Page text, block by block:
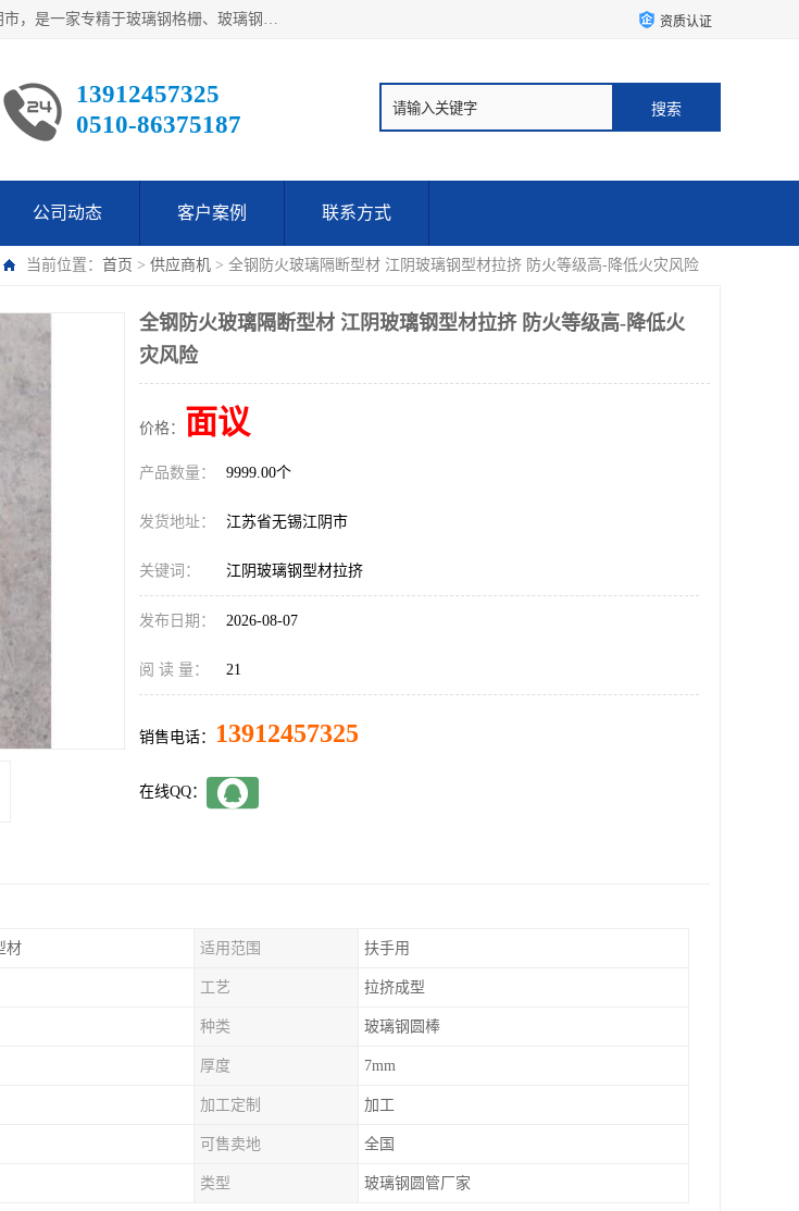
江阴市翔鼎复合材料有限公司,位于美丽富饶的中国经济百强县第一县级市的-江苏省江阴市，是一家专精于玻璃钢格栅、玻璃钢新材料,镀锌钢格板，机械设备生产制造及研发的科技型企业；公司产品已销往了世界多个国家和地区，公司人决心加倍努力愿与广大社会同仁精诚合作共创辉煌！ 资质认证
13912457325
0510-86375187
公司动态 客户案例 联系方式
当前位置： 首页 > 供应商机 > 全钢防火玻璃隔断型材 江阴玻璃钢型材拉挤 防火等级高-降低火灾风险
全钢防火玻璃隔断型材 江阴玻璃钢型材拉挤 防火等级高-降低火
灾风险
价格： 面议
产品数量： 9999.00个
发货地址： 江苏省无锡江阴市
关键词： 江阴玻璃钢型材拉挤
发布日期： 2026-08-07
阅 读 量： 21
销售电话： 13912457325
在线QQ：
材 适用范围 扶手用
工艺 拉挤成型
种类 玻璃钢圆棒
厚度 7mm
加工定制 加工
可售卖地 全国
类型 玻璃钢圆管厂家